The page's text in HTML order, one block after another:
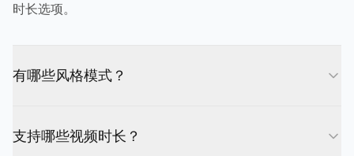
时长选项。
有哪些风格模式？
意）、normal（平衡和自然）、spicy（大胆和戏剧
支持哪些视频时长？